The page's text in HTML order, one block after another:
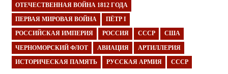
ОТЕЧЕСТВЕННАЯ ВОЙНА 1812 ГОДА
ПЕРВАЯ МИРОВАЯ ВОЙНА ПЁТР I
РОССИЙСКАЯ ИМПЕРИЯ РОССИЯ СССР США
ЧЕРНОМОРСКИЙ ФЛОТ АВИАЦИЯ АРТИЛЛЕРИЯ
ИСТОРИЧЕСКАЯ ПАМЯТЬ РУССКАЯ АРМИЯ СССР